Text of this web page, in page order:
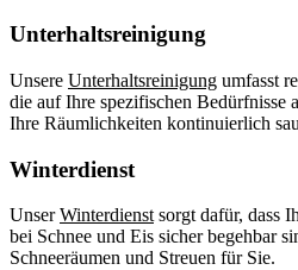
Unterhaltsreinigung
Unsere Unterhaltsreinigung umfasst
die auf Ihre spezifischen Bedürfnisse
Ihre Räumlichkeiten kontinuierlich
Winterdienst
UnserWinterdienst sorgt dafür, dass
bei Schnee und Eis sicher begehbar
Schneeräumen und Streuen für Sie.